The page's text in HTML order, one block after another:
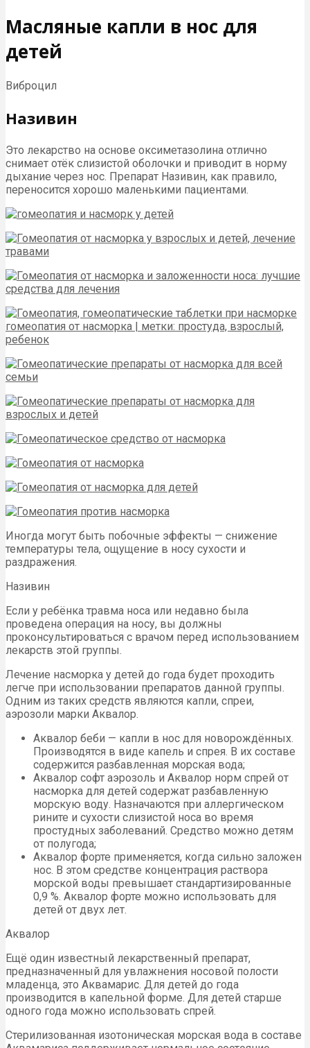
Масляные капли в нос для
детей
Виброцил
Називин
Это лекарство на основе оксиметазолина отлично
снимает отёк слизистой оболочки и приводит в норму
дыхание через нос. Препарат Називин, как правило,
переносится хорошо маленькими пациентами.
Иногда могут быть побочные эффекты — снижение
температуры тела, ощущение в носу сухости и
раздражения.
Називин
Если у ребёнка травма носа или недавно была
проведена операция на носу, вы должны
проконсультироваться с врачом перед использованием
лекарств этой группы.
Лечение насморка у детей до года будет проходить
легче при использовании препаратов данной группы.
Одним из таких средств являются капли, спреи,
аэрозоли марки Аквалор.
Аквалор беби — капли в нос для новорождённых.
Производятся в виде капель и спрея. В их составе
содержится разбавленная морская вода;
Аквалор софт аэрозоль и Аквалор норм спрей от
насморка для детей содержат разбавленную
морскую воду. Назначаются при аллергическом
рините и сухости слизистой носа во время
простудных заболеваний. Средство можно детям
от полугода;
Аквалор форте применяется, когда сильно заложен
нос. В этом средстве концентрация раствора
морской воды превышает стандартизированные
0,9 %. Аквалор форте можно использовать для
детей от двух лет.
Аквалор
Ещё один известный лекарственный препарат,
предназначенный для увлажнения носовой полости
младенца, это Аквамарис. Для детей до года
производится в капельной форме. Для детей старше
одного года можно использовать спрей.
Стерилизованная изотоническая морская вода в составе